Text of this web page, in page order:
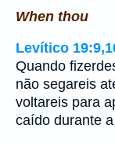
When thou
Levítico
Quando
não segareis
voltareis para
caído durante